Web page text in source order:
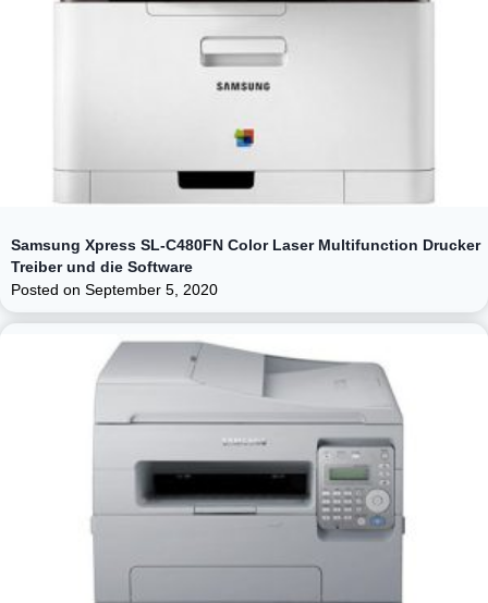
Samsung Xpress SL-C480FN Color Laser Multifunction Drucker
Treiber und die Software
Posted on September 5, 2020